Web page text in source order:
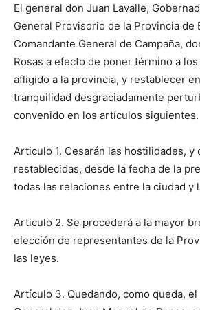
El general don Juan Lavalle,
General Provisorio de la Provincia de
Comandante General de Campaña,
Rosas a efecto de poner término a
afligido a la provincia, y restablecer
tranquilidad desgraciadamente
convenido en los artículos siguientes.
Articulo 1. Cesarán las hostilidades, y
restablecidas, desde la fecha de la
todas las relaciones entre la ciudad y
Articulo 2. Se procederá a la mayor
elección de representantes de la
las leyes.
Artículo 3. Quedando, como queda, el